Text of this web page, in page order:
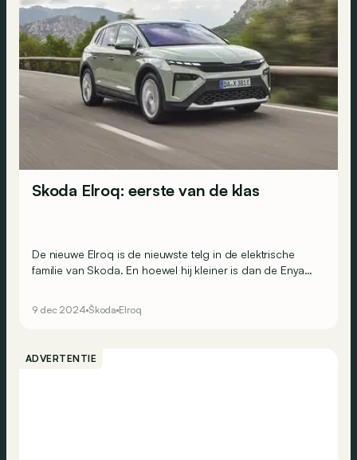
Skoda Elroq: eerste van de klas
De nieuwe Elroq is de nieuwste telg in de elektrische
familie van Skoda. En hoewel hij kleiner is dan de Enyaq,
kunnen overschaduwen…
9 dec 2024 Škoda Elroq
ADVERTENTIE